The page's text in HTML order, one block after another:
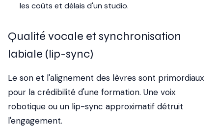
les coûts et délais d'un studio.
Qualité vocale et synchronisation
labiale (lip-sync)
Le son et l'alignement des lèvres sont primordiaux
pour la crédibilité d'une formation. Une voix
robotique ou un lip-sync approximatif détruit
l'engagement.